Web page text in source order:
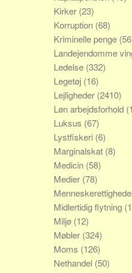
Kirker (23)
Korruption (68)
Kriminelle penge
Landejendomme
Ledelse (332)
Legetøj (16)
Lejligheder (2410)
Løn arbejdsforhold
Luksus (67)
Lystfiskeri (6)
Marginalskat (8)
Medicin (58)
Medier (78)
Midlertidig flytning
Miljø (12)
Møbler (324)
Moms (126)
Nethandel (50)